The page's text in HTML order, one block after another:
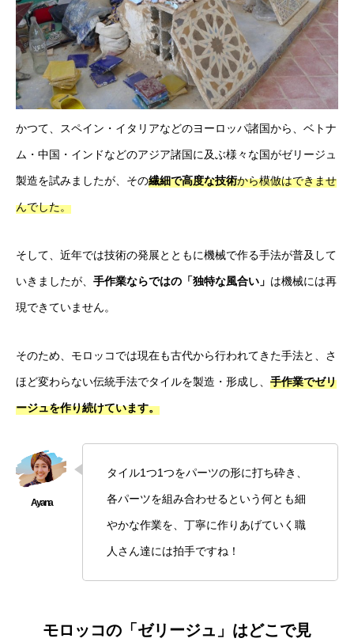
かつて、スペイン・イタリアなどのヨーロッパ諸国から、ベトナ
ム・中国・インドなどのアジア諸国に及ぶ様々な国がゼリージュ
製造を試みましたが、その繊細で高度な技術から模倣はできませ
んでした。
そして、近年では技術の発展とともに機械で作る手法が普及して
いきましたが、 手作業ならではの「独特な風合い」 は機械には再
現できていません。
そのため、モロッコでは現在も古代から行われてきた手法と、さ
ほど変わらない伝統手法でタイルを製造・形成し、 手作業でゼリ
ージュを作り続けています。
タイル1つ1つをパーツの形に打ち砕き、
各パーツを組み合わせるという何とも細
やかな作業を、丁寧に作りあげていく職
人さん達には拍手ですね！
モロッコの「ゼリージュ」はどこで見